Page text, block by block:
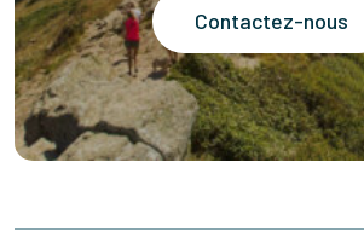
Contactez-nous